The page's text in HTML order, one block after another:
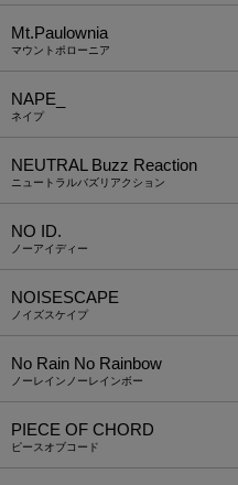
Mt.Paulownia
マウントポローニア
NAPE_
ネイプ
NEUTRAL Buzz Reaction
ニュートラルバズリアクション
NO ID.
ノーアイディー
NOISESCAPE
ノイズスケイプ
No Rain No Rainbow
ノーレインノーレインボー
PIECE OF CHORD
ピースオブコード